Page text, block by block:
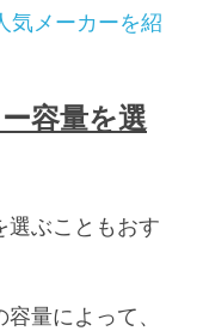
気メーカーを紹
容量を選
選ぶこともおす
量によって、